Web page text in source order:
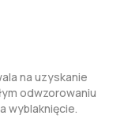
na uzyskanie
odwzorowaniu
wyblaknięcie.